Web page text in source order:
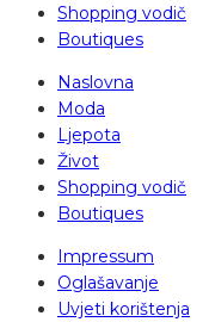
Shopping vodič
Boutiques
Naslovna
Moda
Ljepota
Život
Shopping vodič
Boutiques
Impressum
Oglašavanje
Uvjeti korištenja